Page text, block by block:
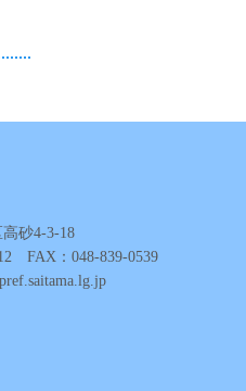
砂4‐3‐18
FAX：048-839-0539